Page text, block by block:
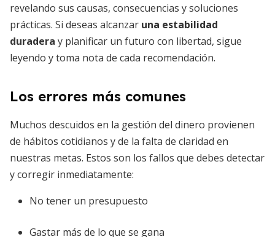
revelando sus causas, consecuencias y soluciones
prácticas. Si deseas alcanzar una estabilidad
duradera y planificar un futuro con libertad, sigue
leyendo y toma nota de cada recomendación.
Los errores más comunes
Muchos descuidos en la gestión del dinero provienen
de hábitos cotidianos y de la falta de claridad en
nuestras metas. Estos son los fallos que debes detectar
y corregir inmediatamente:
No tener un presupuesto
Gastar más de lo que se gana